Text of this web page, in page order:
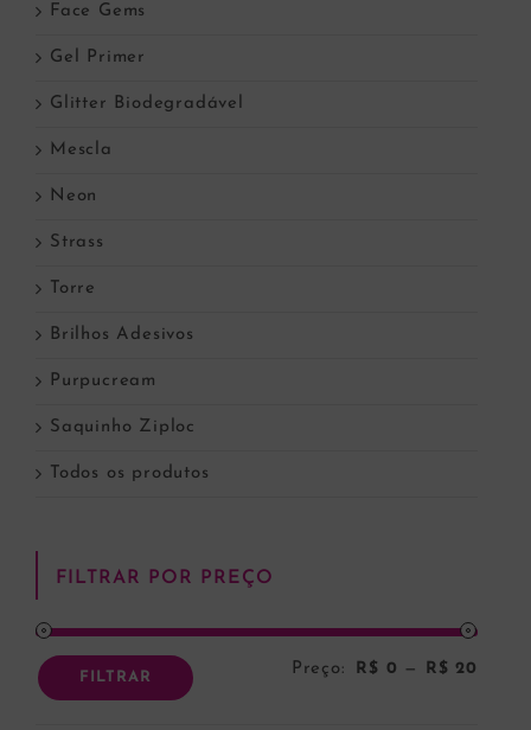
Face Gems
Gel Primer
Glitter Biodegradável
Mescla
Neon
Strass
Torre
Brilhos Adesivos
Purpucream
Saquinho Ziploc
Todos os produtos
FILTRAR POR PREÇO
FILTRAR Preço: R$ 0 — R$ 20